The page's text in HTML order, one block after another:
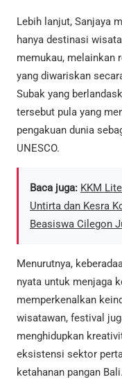
Lebih lanjut, Sanjaya
hanya destinasi
memukau, melainkan
yang diwariskan
Subak yang
tersebut pula yang
pengakuan dunia
UNESCO.
Baca juga: KKM
Untirta dan Kesra
Beasiswa Cilegon
Menurutnya,
nyata untuk menjaga
memperkenalkan
wisatawan, festival
menghidupkan
eksistensi sektor
ketahanan pangan Bali.